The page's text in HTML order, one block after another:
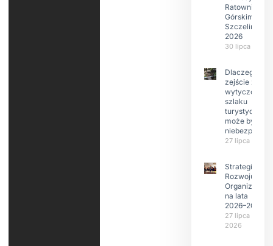
Ratownictwie
Górskim –
Szczeliniec
2026
30 lipca 2026
Dlaczego
zejście z
wytyczonego
szlaku
może być
27 lipca 2026
Strategia
Rozwoju
Organizacji
na lata
2026–2029
27 lipca
2026